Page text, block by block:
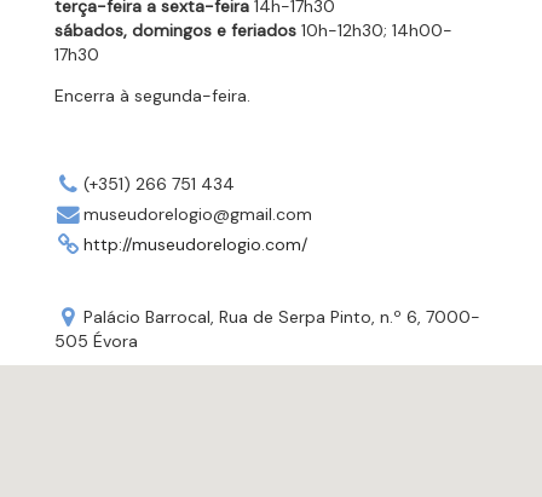
terça-feira a sexta-feira 14h-17h30
sábados, domingos e feriados 10h-12h30; 14h00-
17h30
Encerra à segunda-feira.
(+351) 266 751 434
museudorelogio@gmail.com
http://museudorelogio.com/
Palácio Barrocal, Rua de Serpa Pinto, n.º 6, 7000-
505 Évora